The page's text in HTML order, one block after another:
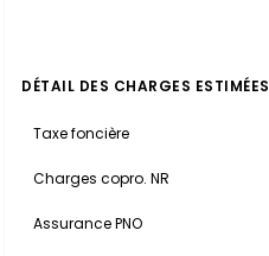
DÉTAIL DES CHARGES ESTIMÉES
Taxe foncière
Charges copro. NR
Assurance PNO